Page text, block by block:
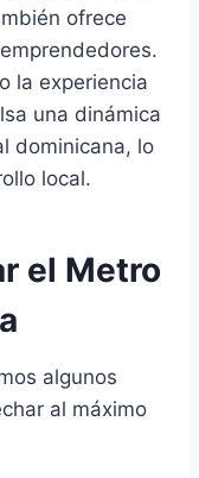
ofrece
la experiencia
una dinámica
dominicana, lo
local.
el Metro
algunos
al máximo